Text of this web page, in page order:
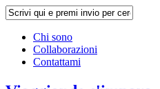
Chi sono
Collaborazioni
Contattami